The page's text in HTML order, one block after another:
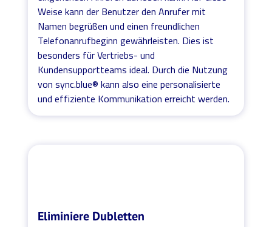
Weise kann der Benutzer den Anrufer mit
Namen begrüßen und einen freundlichen
Telefonanrufbeginn gewährleisten. Dies ist
besonders für Vertriebs- und
Kundensupportteams ideal. Durch die Nutzung
von sync.blue® kann also eine personalisierte
und effiziente Kommunikation erreicht werden.
Eliminiere Dubletten